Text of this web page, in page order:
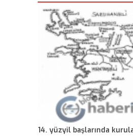
14. yüzyil başlarında